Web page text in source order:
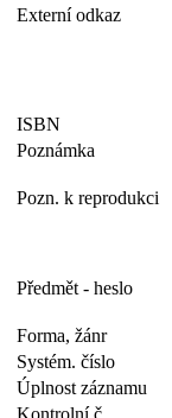
Externí odkaz
ISBN
Poznámka
Pozn. k reprodukci
Předmět - heslo
Forma, žánr
Systém. číslo
Úplnost záznamu
Kontrolní č.